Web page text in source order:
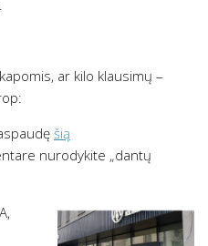
ar kilo klausimų –
šią
nurodykite „dantų